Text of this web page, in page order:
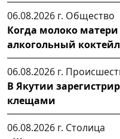
06.08.2026 г. Общество
Когда молоко
алкогольный
06.08.2026 г.
В Якутии
клещами
06.08.2026 г. Столица